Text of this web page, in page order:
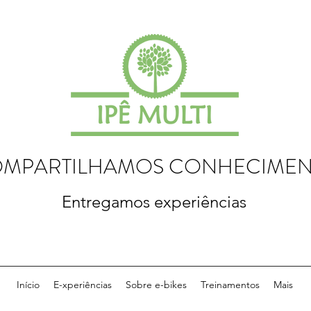
Entregamos experiências
Início E-xperiências Sobre e-bikes Treinamentos Mais